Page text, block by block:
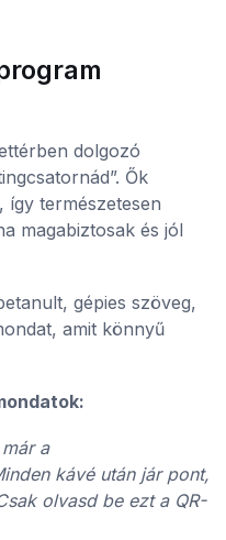
dolgozó
Ők
így természetesen
magabiztosak és jól
gépies szöveg,
amit könnyű
a
kávé után jár pont,
olvasd be ezt a QR-